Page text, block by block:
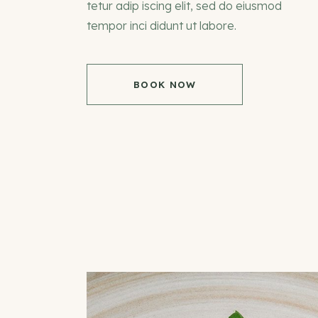
tetur adip iscing elit, sed do eiusmod
tempor inci didunt ut labore.
BOOK NOW